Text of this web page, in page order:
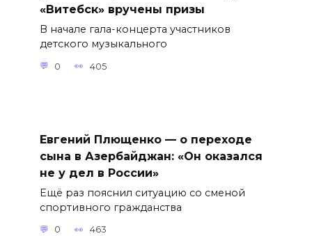
«Витебск» вручены призы
В начале гала-концерта участников
детского музыкального
0 405
Евгений Плющенко — о переходе
сына в Азербайджан: «Он оказался
не у дел в России»
Ещё раз пояснил ситуацию со сменой
спортивного гражданства
0 463